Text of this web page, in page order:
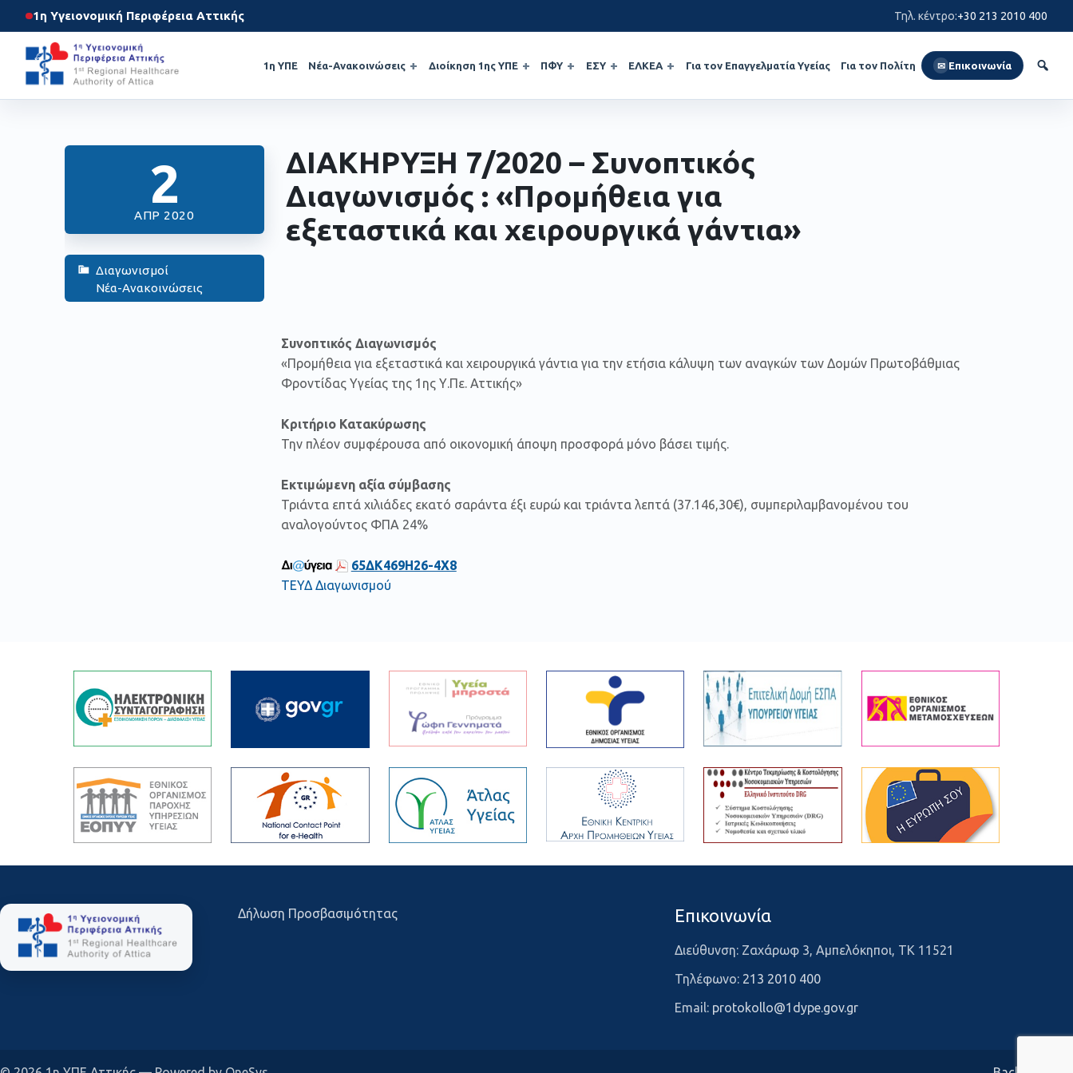
1η Υγειονομική Περιφέρεια Αττικής Τηλ. κέντρο:+30 213 2010 400
1η ΥΠΕ Νέα-Ανακοινώσεις Διοίκηση 1ης ΥΠΕ ΠΦΥ ΕΣΥ ΕΛΚΕΑ Για τον Επαγγελματία Υγείας Για τον Πολίτη ✉ Επικοινωνία
2
ΑΠΡ 2020
Διαγωνισμοί
Νέα-Ανακοινώσεις
ΔΙΑΚΗΡΥΞΗ 7/2020 – Συνοπτικός
Διαγωνισμός : «Προμήθεια για
εξεταστικά και χειρουργικά γάντια»
Συνοπτικός Διαγωνισμός
«Προμήθεια για εξεταστικά και χειρουργικά γάντια για την ετήσια κάλυψη των αναγκών των Δομών Πρωτοβάθμιας
Φροντίδας Υγείας της 1ης Υ.Πε. Αττικής»
Κριτήριο Κατακύρωσης
Την πλέον συμφέρουσα από οικονομική άποψη προσφορά μόνο βάσει τιμής.
Εκτιμώμενη αξία σύμβασης
Τριάντα επτά χιλιάδες εκατό σαράντα έξι ευρώ και τριάντα λεπτά (37.146,30€), συμπεριλαμβανομένου του
αναλογούντος ΦΠΑ 24%
65ΔΚ469Η26-4Χ8
ΤΕΥΔ Διαγωνισμού
Δήλωση Προσβασιμότητας Επικοινωνία
Διεύθυνση: Ζαχάρωφ 3, Αμπελόκηποι, ΤΚ 11521
Τηλέφωνο: 213 2010 400
Email: protokollo@1dype.gov.gr